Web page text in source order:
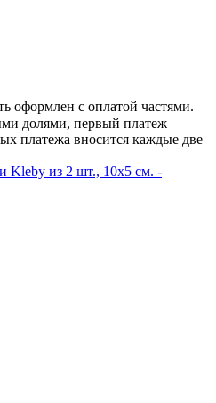
оформлен с оплатой частями.
долями, первый платеж
платежа вносится каждые две
Kleby из 2 шт., 10x5 см. -